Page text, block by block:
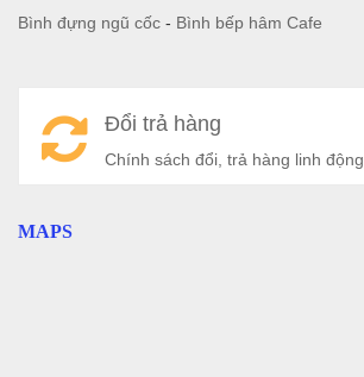
Bình đựng ngũ cốc - Bình bếp hâm Cafe
Đổi trả hàng
Chính sách đổi, trả hàng linh động
MAPS